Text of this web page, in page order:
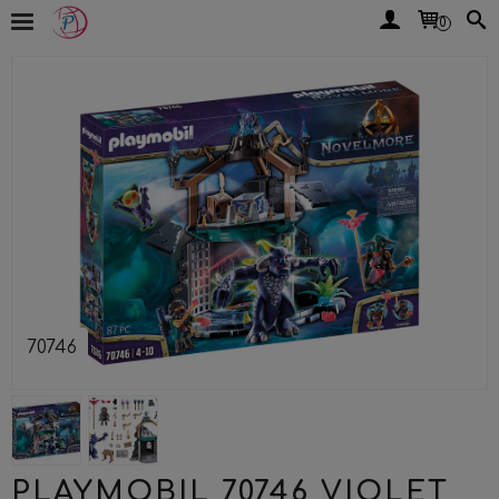
0
70746
PLAYMOBIL 70746 VIOLET